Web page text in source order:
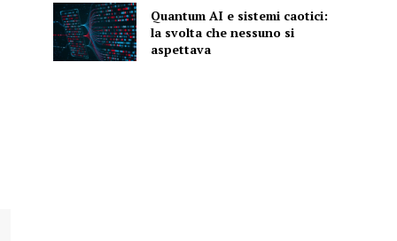
Quantum AI e sistemi caotici:
la svolta che nessuno si
aspettava